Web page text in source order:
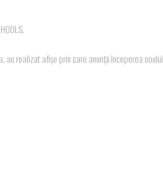
au realizat afișe prin care anunță începerea noului